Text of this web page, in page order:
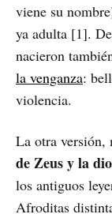
viene su
ya adulta [1].
nacieron
la venganza:
violencia.
La otra versión,
de Zeus y la
los antiguos
Afroditas